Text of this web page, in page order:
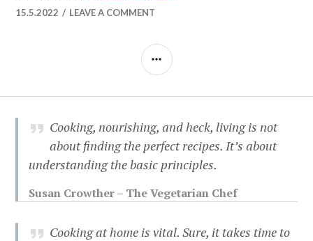
15.5.2022 LEAVE A COMMENT
SIDEBAR
Cooking, nourishing, and heck, living is not
about finding the perfect recipes. It’s about
understanding the basic principles.
Susan Crowther – The Vegetarian Chef
Cooking at home is vital. Sure, it takes time to